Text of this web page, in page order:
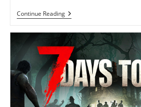
Continue ReadingReview
Fabricated
Ketika
Gamer
Dijebak
Jadi
Pembunuh